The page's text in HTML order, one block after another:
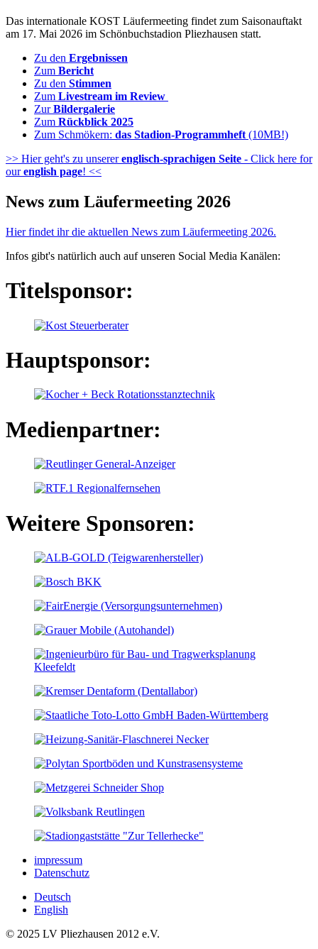
Das internationale KOST Läufermeeting findet zum Saisonauftakt
am 17. Mai 2026 im Schönbuchstadion Pliezhausen statt.
Zu den Ergebnissen
Zum Bericht
Zu den Stimmen
Zum Livestream im Review
ZurBildergalerie
Zum Rückblick 2025
Zum Schmökern: das Stadion-Programmheft (10MB!)
>> Hier geht's zu unsererenglisch-sprachigen Seite - Click here for
ourenglish page! <<
News zum Läufermeeting 2026
Hier findet ihr die aktuellen News zum Läufermeeting 2026.
Infos gibt's natürlich auch auf unseren Social Media Kanälen:
Titelsponsor:
Hauptsponsor:
Medienpartner:
Weitere Sponsoren:
impressum
Datenschutz
Deutsch
English
© 2025 LV Pliezhausen 2012 e.V.